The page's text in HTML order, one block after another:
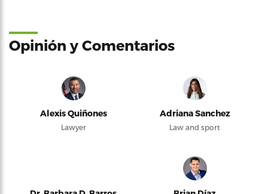
Opinión y Comentarios
Alexis Quiñones
Lawyer
Adriana Sanchez
Law and sport